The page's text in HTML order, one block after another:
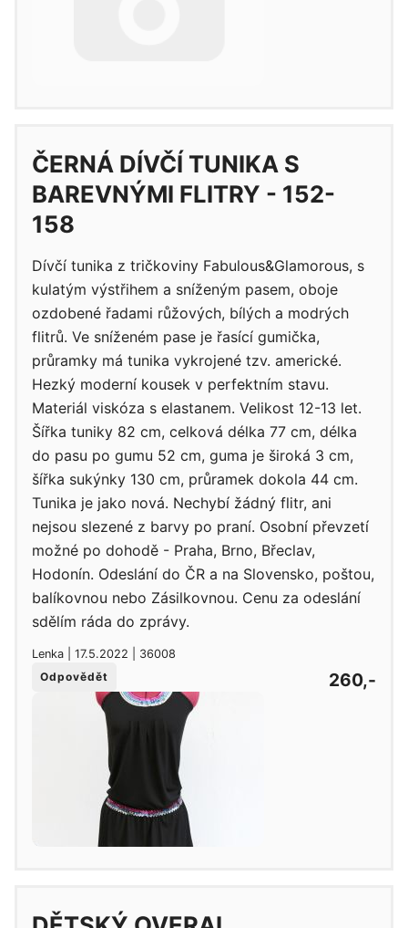
ČERNÁ DÍVČÍ TUNIKA S
BAREVNÝMI FLITRY - 152-
158
Dívčí tunika z tričkoviny Fabulous&Glamorous, s
kulatým výstřihem a sníženým pasem, oboje
ozdobené řadami růžových, bílých a modrých
flitrů. Ve sníženém pase je řasící gumička,
průramky má tunika vykrojené tzv. americké.
Hezký moderní kousek v perfektním stavu.
Materiál viskóza s elastanem. Velikost 12-13 let.
Šířka tuniky 82 cm, celková délka 77 cm, délka
do pasu po gumu 52 cm, guma je široká 3 cm,
šířka sukýnky 130 cm, průramek dokola 44 cm.
Tunika je jako nová. Nechybí žádný flitr, ani
nejsou slezené z barvy po praní. Osobní převzetí
možné po dohodě - Praha, Brno, Břeclav,
Hodonín. Odeslání do ČR a na Slovensko, poštou,
balíkovnou nebo Zásilkovnou. Cenu za odeslání
sdělím ráda do zprávy.
Lenka | 17.5.2022 | 36008
Odpovědět
260,-